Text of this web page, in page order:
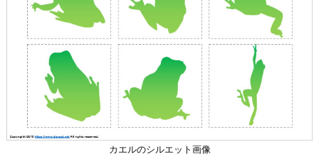
カエルのシルエット画像